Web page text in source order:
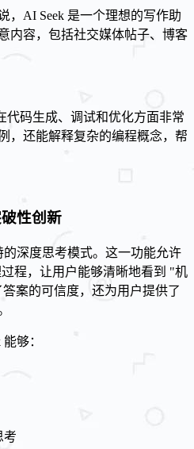
，AI Seek 是一个理想的写作助
内容，包括社交媒体帖子、博客
代码生成、调试和优化方面非常
，还能解释复杂的编程概念，帮
性创新
的深度思考模式。这一功能允许
程，让用户能够清晰地看到 "机
案的可信度，还为用户提供了
够：
考